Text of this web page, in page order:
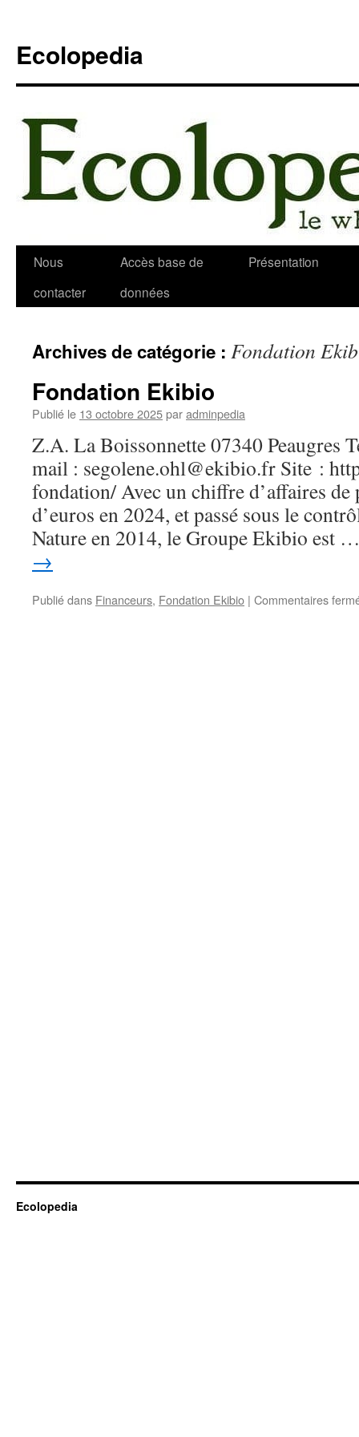
contenu
Ecolopedia
Nous
contacter
Accès base de
données
Présentation
Archives de catégorie : Fondation
Fondation Ekibio
Publié le 13 octobre 2025paradminpedia
Z.A. La Boissonnette 07340 Peaugres
mail : segolene.ohl@ekibio.fr Site :
fondation/ Avec un chiffre d’affaires
d’euros en 2024, et passé sous le
Nature en 2014, le Groupe Ekibio est
→
Publié dans Financeurs, Fondation Ekibio | Commentaires
Ecolopedia